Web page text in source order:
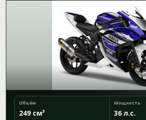
Объём
249 см³
Мощность
36 л.с.